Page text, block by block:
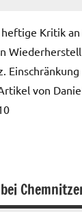
Kritik an
Einschränkung
von